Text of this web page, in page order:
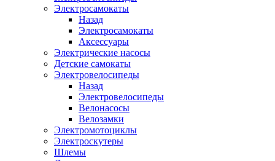
Электросамокаты
Назад
Электросамокаты
Аксессуары
Электрические насосы
Детские самокаты
Электровелосипеды
Назад
Электровелосипеды
Велонасосы
Велозамки
Электромотоциклы
Электроскутеры
Шлемы